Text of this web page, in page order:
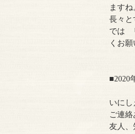
ますね
長々と
では
くお願
■2020
いに
ご連絡
友人、